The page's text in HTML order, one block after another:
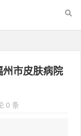
市皮肤病院
0 条